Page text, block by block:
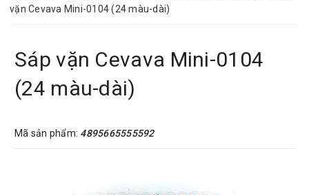
vặn Cevava Mini-0104 (24 màu-dài)
Sáp vặn Cevava Mini-0104
(24 màu-dài)
Mã sản phẩm: 4895665555592